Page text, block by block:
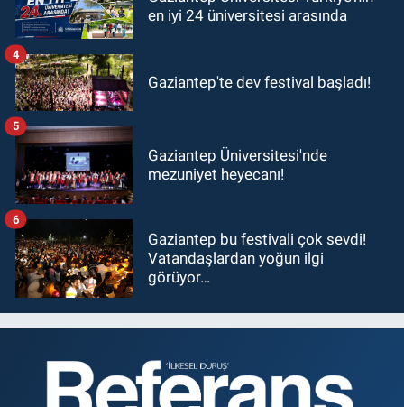
en iyi 24 üniversitesi arasında
Gaziantep'te dev festival başladı!
4
Gaziantep Üniversitesi'nde
mezuniyet heyecanı!
5
Gaziantep bu festivali çok sevdi!
Vatandaşlardan yoğun ilgi
görüyor…
6